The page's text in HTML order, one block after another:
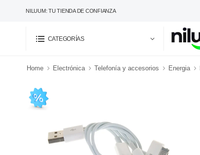
NILUUM: TU TIENDA DE CONFIANZA
CATEGORÍAS
Home Electrónica Telefonía y accesorios Energia